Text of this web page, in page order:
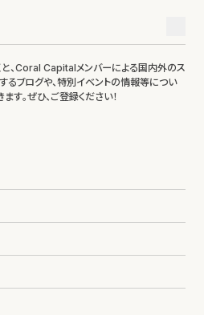
と、Coral Capitalメンバーによる国内外のス
るブログや、特別イベントの情報等につい
す。ぜひ、ご登録ください！